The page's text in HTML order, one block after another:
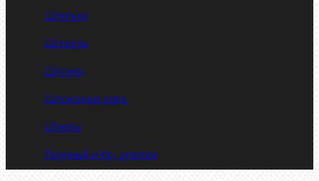
Шпильки
Шплинты
Шпонки
Шпоночная сталь
Штифты
Латунный и бр. крепеж